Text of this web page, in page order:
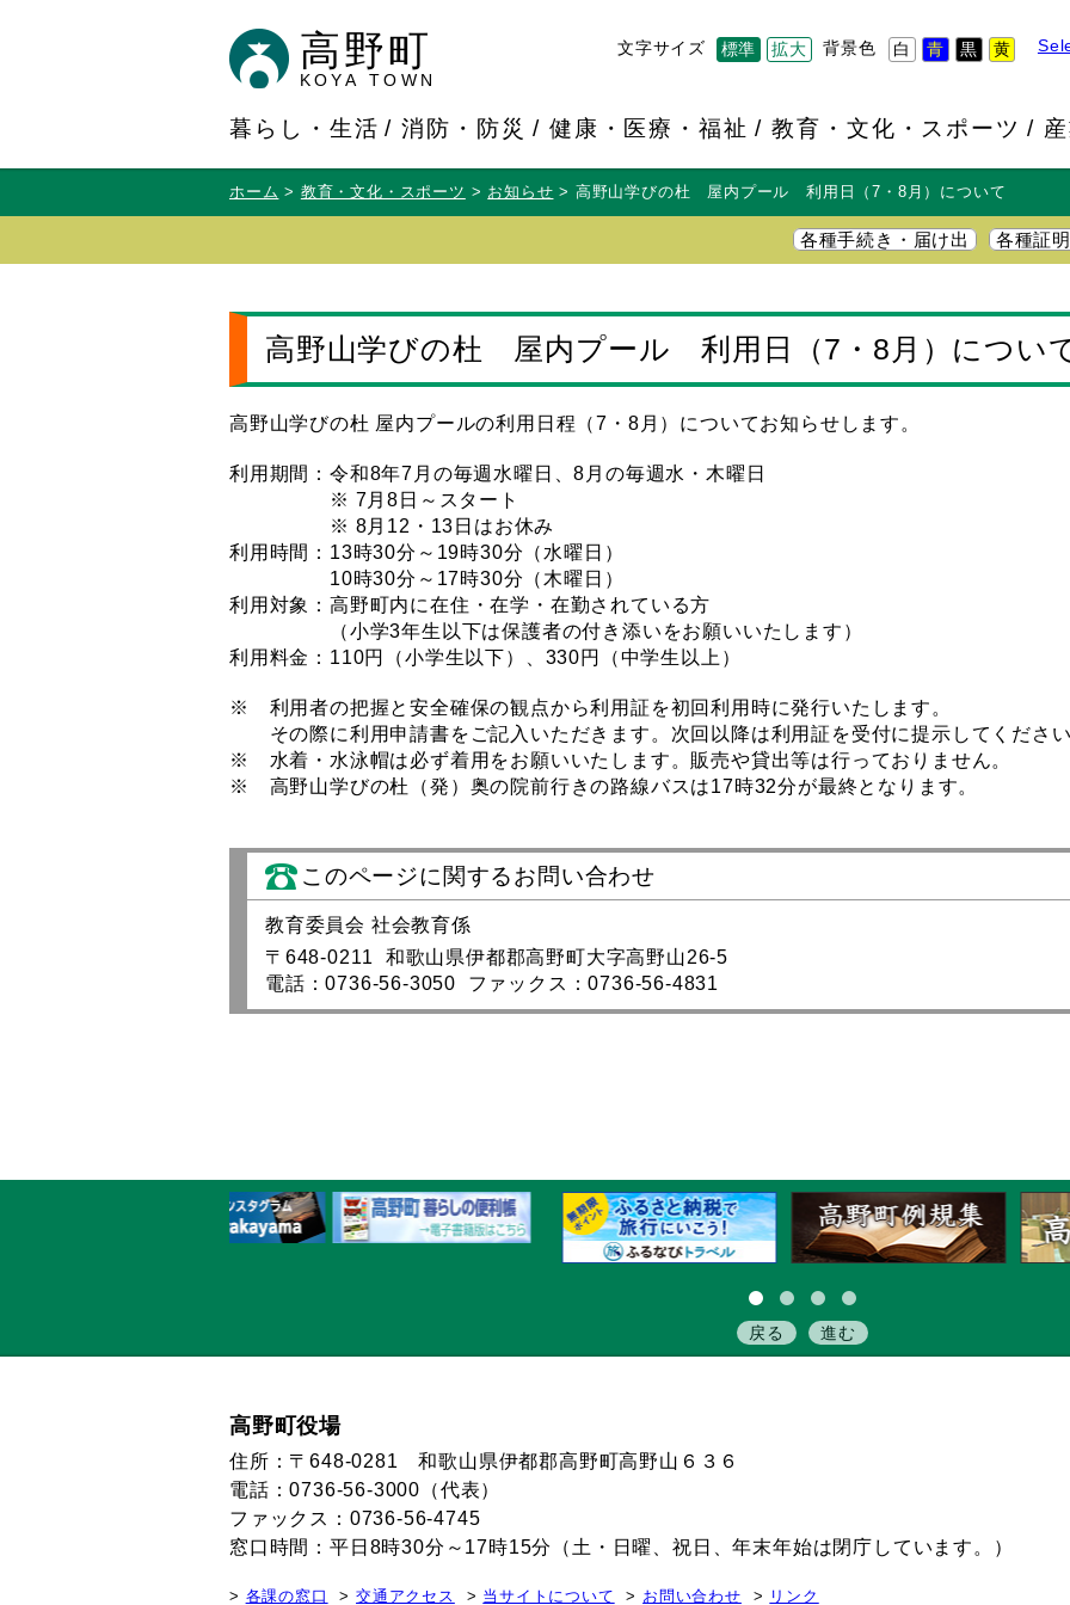
高野町
KOYA TOWN
背景色 白 青 黒 黄
文字サイズ 標準 拡大
暮らし・生活 消防・防災 健康・医療・福祉 教育・文化・スポーツ
ホーム 教育・文化・スポーツ お知らせ 高野山学びの杜 屋内プール 利用日（7・8月）について
各種手続き・届け出 各種証
高野山学びの杜 屋内プール 利用日（7・8月）につい
高野山学びの杜 屋内プールの利用日程（7・8月）についてお知らせします。
利用期間：令和8年7月の毎週水曜日、8月の毎週水・木曜日
※ 7月8日～スタート
※ 8月12・13日はお休み
利用時間：13時30分～19時30分（水曜日）
10時30分～17時30分（木曜日）
利用対象：高野町内に在住・在学・在勤されている方
（小学3年生以下は保護者の付き添いをお願いいたします）
利用料金：110円（小学生以下）、330円（中学生以上）
※ 利用者の把握と安全確保の観点から利用証を初回利用時に発行いたします。
その際に利用申請書をご記入いただきます。次回以降は利用証を受付に提示してくださ
※ 水着・水泳帽は必ず着用をお願いいたします。販売や貸出等は行っておりません。
※ 高野山学びの杜（発）奥の院前行きの路線バスは17時32分が最終となります。
このページに関するお問い合わせ
教育委員会 社会教育係
〒648-0211 和歌山県伊都郡高野町大字高野山26-5
電話：0736-56-3050 ファックス：0736-56-4831
戻る 進む
高野町役場
住所：〒648-0281 和歌山県伊都郡高野町高野山６３６
電話：0736-56-3000（代表）
ファックス：0736-56-4745
窓口時間：平日8時30分～17時15分（土・日曜、祝日、年末年始は閉庁しています。）
各課の窓口 交通アクセス 当サイトについて お問い合わせ リンク